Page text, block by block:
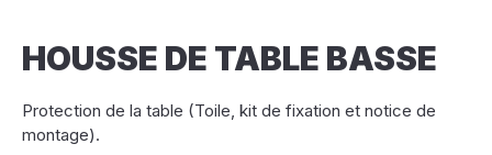
HOUSSE DE TABLE BASSE
Protection de la table (Toile, kit de fixation et notice de
montage).